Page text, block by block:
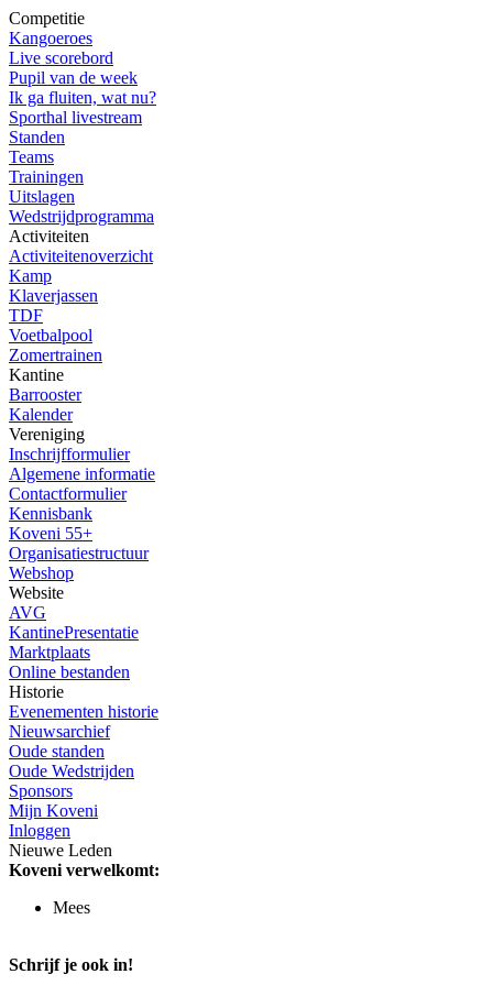
Competitie
Kangoeroes
Live scorebord
Pupil van de week
Ik ga fluiten, wat nu?
Sporthal livestream
Standen
Teams
Trainingen
Uitslagen
Wedstrijdprogramma
Activiteiten
Activiteitenoverzicht
Kamp
Klaverjassen
TDF
Voetbalpool
Zomertrainen
Kantine
Barrooster
Kalender
Vereniging
Inschrijfformulier
Algemene informatie
Contactformulier
Kennisbank
Koveni 55+
Organisatiestructuur
Webshop
Website
AVG
KantinePresentatie
Marktplaats
Online bestanden
Historie
Evenementen historie
Nieuwsarchief
Oude standen
Oude Wedstrijden
Sponsors
Mijn Koveni
Inloggen
Nieuwe Leden
Koveni verwelkomt:
Mees
Schrijf je ook in!